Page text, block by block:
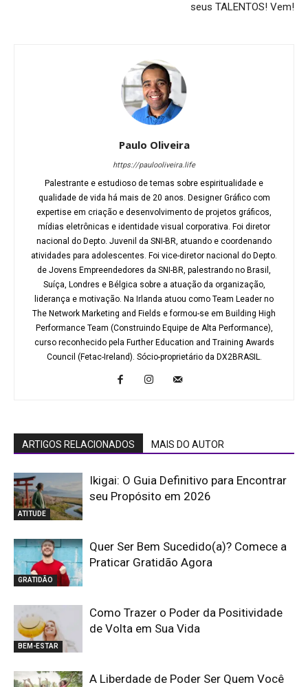
seus TALENTOS! Vem!
Paulo Oliveira
https://paulooliveira.life
Palestrante e estudioso de temas sobre espiritualidade e
qualidade de vida há mais de 20 anos. Designer Gráfico com
expertise em criação e desenvolvimento de projetos gráficos,
mídias eletrônicas e identidade visual corporativa. Foi diretor
nacional do Depto. Juvenil da SNI-BR, atuando e coordenando
atividades para adolescentes. Foi vice-diretor nacional do Depto.
de Jovens Empreendedores da SNI-BR, palestrando no Brasil,
Suíça, Londres e Bélgica sobre a atuação da organização,
liderança e motivação. Na Irlanda atuou como Team Leader no
The Network Marketing and Fields e formou-se em Building High
Performance Team (Construindo Equipe de Alta Performance),
curso reconhecido pela Further Education and Training Awards
Council (Fetac-Ireland). Sócio-proprietário da DX2BRASIL.
ARTIGOS RELACIONADOS MAIS DO AUTOR
ATITUDE
Ikigai: O Guia Definitivo para Encontrar
seu Propósito em 2026
GRATIDÃO
Quer Ser Bem Sucedido(a)? Comece a
Praticar Gratidão Agora
BEM-ESTAR
Como Trazer o Poder da Positividade
de Volta em Sua Vida
A Liberdade de Poder Ser Quem Você